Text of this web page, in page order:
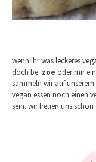
wenn ihr was leckeres
doch bei zoe oder mir
sammeln wir auf unserem
vegan essen noch einen
sein. wir freuen uns schon